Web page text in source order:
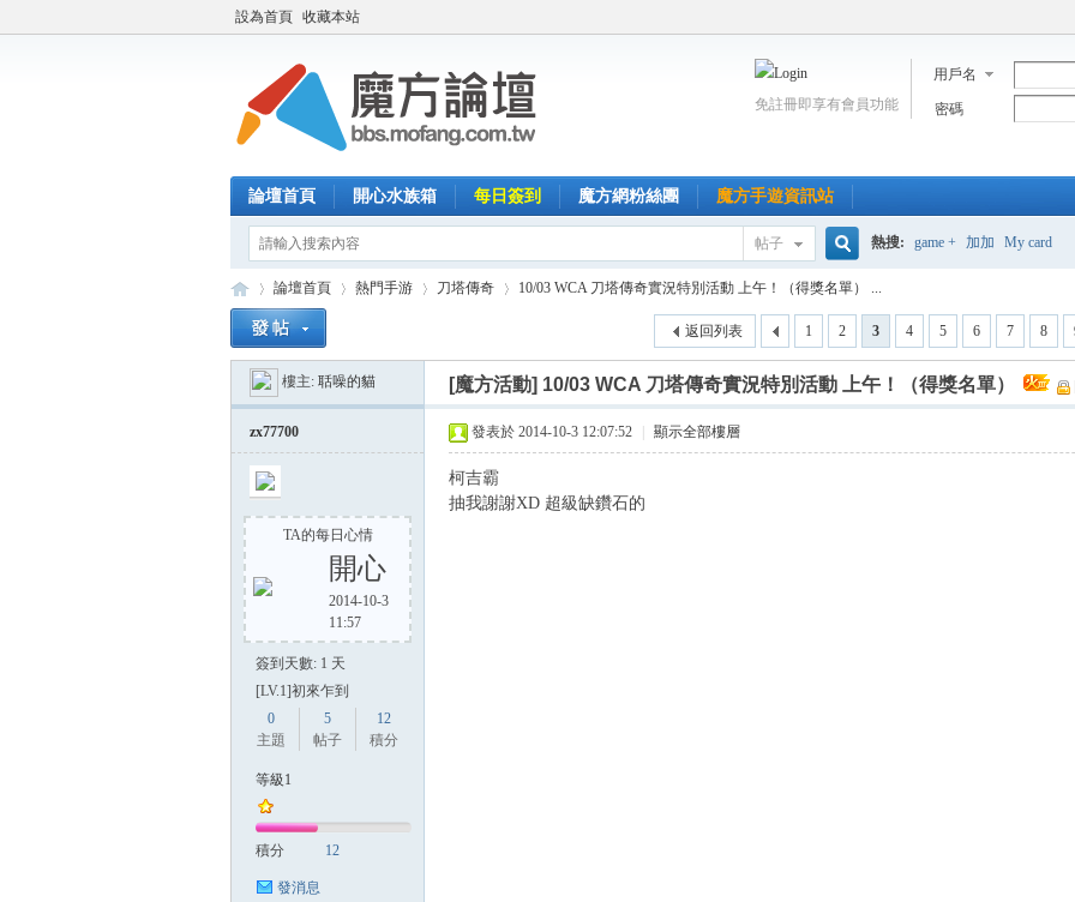
設為首頁 收藏本站
用戶名
密碼
免註冊即享有會員功能
論壇首頁 開心水族箱 每日簽到 魔方網粉絲團 魔方手遊資訊站
帖子
搜
索
熱搜: game + 加加 My card
方
»
論壇首頁 熱門手游 刀塔傳奇
›
10/03 WCA 刀塔傳奇實況特別活動 上午！（得獎名單） ...
1 2 3 4 5 6 7 8
返回列表
樓主: 聒噪的貓 [魔方活動] 10/03 WCA 刀塔傳奇實況特別活動 上午！（得獎名單）
zx77700
TA的每日心情
開心
2014-10-3
11:57
簽到天數: 1 天
[LV.1]初來乍到
0
主題
5
帖子
12
積分
等級1
積分 12
發消息
發表於 2014-10-3 12:07:52 顯示全部樓層
柯吉霸
抽我謝謝XD 超級缺鑽石的